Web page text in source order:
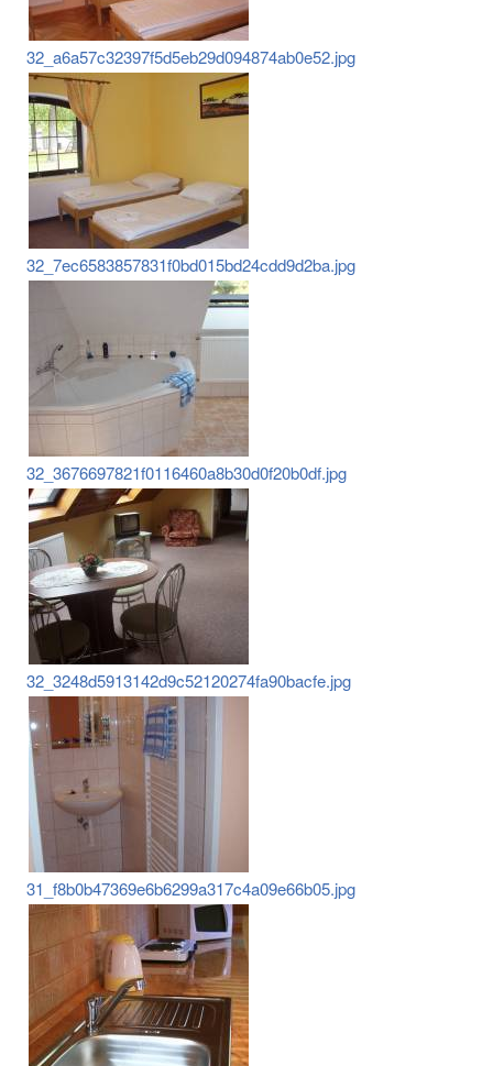
32_a6a57c32397f5d5eb29d094874ab0e52.jpg
32_7ec6583857831f0bd015bd24cdd9d2ba.jpg
32_3676697821f0116460a8b30d0f20b0df.jpg
32_3248d5913142d9c52120274fa90bacfe.jpg
31_f8b0b47369e6b6299a317c4a09e66b05.jpg